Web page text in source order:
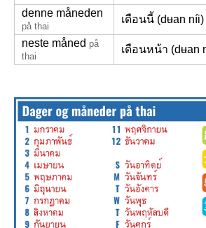
denne måneden
på thai
เดือนนี้ (dʉan níi)
neste måned på
thai
เดือนหน้า (dʉan